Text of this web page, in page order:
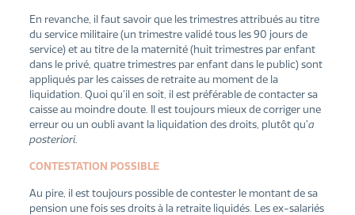
En revanche, il faut savoir que les trimestres attribués au titre
du service militaire (un trimestre validé tous les 90 jours de
service) et au titre de la maternité (huit trimestres par enfant
dans le privé, quatre trimestres par enfant dans le public) sont
appliqués par les caisses de retraite au moment de la
liquidation. Quoi qu’il en soit, il est préférable de contacter sa
caisse au moindre doute. Il est toujours mieux de corriger une
erreur ou un oubli avant la liquidation des droits, plutôt qu’a
posteriori.
CONTESTATION POSSIBLE
Au pire, il est toujours possible de contester le montant de sa
pension une fois ses droits à la retraite liquidés. Les ex-salariés